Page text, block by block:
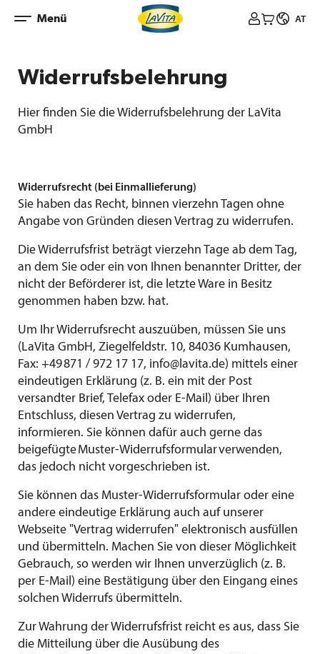
Inhalt
Menü  AT
Widerrufsbelehrung
Hier finden Sie die Widerrufsbelehrung der LaVita
GmbH
Widerrufsrecht (bei Einmallieferung)
Sie haben das Recht, binnen vierzehn Tagen ohne
Angabe von Gründen diesen Vertrag zu widerrufen.
Die Widerrufsfrist beträgt vierzehn Tage ab dem Tag,
an dem Sie oder ein von Ihnen benannter Dritter, der
nicht der Beförderer ist, die letzte Ware in Besitz
genommen haben bzw. hat.
Um Ihr Widerrufsrecht auszuüben, müssen Sie uns
(LaVita GmbH, Ziegelfeldstr. 10, 84036 Kumhausen,
Fax: +49 871 / 972 17 17, info@lavita.de) mittels einer
eindeutigen Erklärung (z. B. ein mit der Post
versandter Brief, Telefax oder E-Mail) über Ihren
Entschluss, diesen Vertrag zu widerrufen,
informieren. Sie können dafür auch gerne das
beigefügteMuster-Widerrufsformularverwenden,
das jedoch nicht vorgeschrieben ist.
Sie können das Muster-Widerrufsformular oder eine
andere eindeutige Erklärung auch auf unserer
Webseite "Vertrag widerrufen" elektronisch ausfüllen
und übermitteln. Machen Sie von dieser Möglichkeit
Gebrauch, so werden wir Ihnen unverzüglich (z. B.
per E-Mail) eine Bestätigung über den Eingang eines
solchen Widerrufs übermitteln.
Zur Wahrung der Widerrufsfrist reicht es aus, dass Sie
die Mitteilung über die Ausübung des